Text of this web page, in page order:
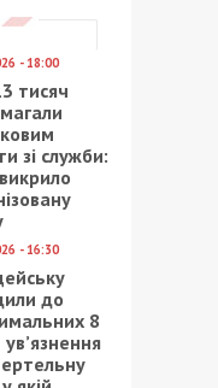
- 18:00
тисяч
зі служби:
- 16:30
до
8
ув’язнення